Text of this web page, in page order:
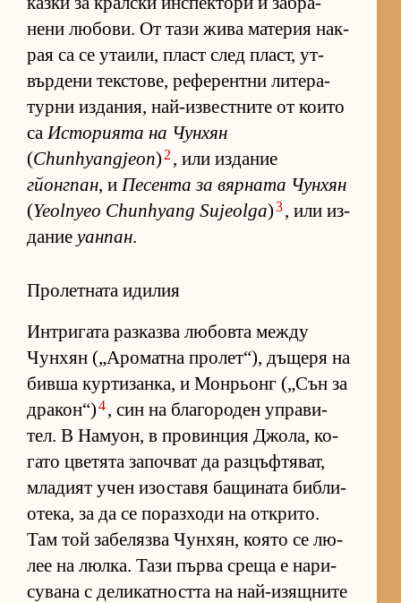
нени лю­бо­ви. От тази жива ма­те­рия нак­
рая са се ута­и­ли, пласт след пласт, ут­
вър­дени тек­с­то­ве, ре­фе­рен­тни ли­те­ра­
турни из­да­ния, най-из­вес­т­ните от ко­ито
са Ис­то­ри­ята на Чун­хян
(Chunhyangjeon) 2 , или из­да­ние
гйонгпан, и Пе­сента за вяр­ната Чун­хян
(Yeolnyeo Chunhyang Sujeolga)3, или из­
да­ние уанпан.
Пролетната идилия
Ин­т­ри­гата раз­казва лю­бовта между
Чун­хян („А­ро­матна про­лет­“), дъ­щеря на
бивша кур­ти­зан­ка, и Мон­рьонг („Сън за
дра­кон“)4, син на бла­го­ро­ден уп­ра­ви­
тел. В На­му­он, в про­вин­ция Джо­ла, ко­
гато цве­тята за­поч­ват да раз­цъф­тя­ват,
мла­дият учен изос­тавя ба­щи­ната биб­ли­
о­те­ка, за да се по­раз­ходи на от­к­ри­то.
Там той за­бе­лязва Чун­хян, ко­ято се лю­
лее на люл­ка. Тази първа среща е на­ри­
су­вана с де­ли­кат­ността на най-и­зящ­ните